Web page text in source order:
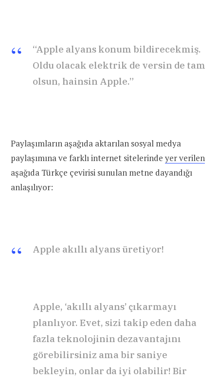
“Apple alyans konum bildirecekmiş.
Oldu olacak elektrik de versin de tam
olsun, hainsin Apple.”
Paylaşımların aşağıda aktarılan sosyal medya
paylaşımına ve farklı internet sitelerinde yer verilen
aşağıda Türkçe çevirisi sunulan metne dayandığı
anlaşılıyor:
Apple akıllı alyans üretiyor!
Apple, ‘akıllı alyans’ çıkarmayı
planlıyor. Evet, sizi takip eden daha
fazla teknolojinin dezavantajını
görebilirsiniz ama bir saniye
bekleyin, onlar da iyi olabilir! Bir